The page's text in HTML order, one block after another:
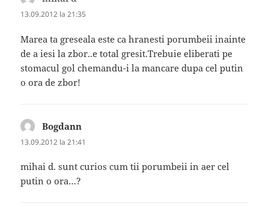
13.09.2012 la 21:35
Marea ta greseala este ca hranesti porumbeii inainte
de a iesi la zbor..e total gresit.Trebuie eliberati pe
stomacul gol chemandu-i la mancare dupa cel putin
o ora de zbor!
Bogdann
13.09.2012 la 21:41
mihai d. sunt curios cum tii porumbeii in aer cel
putin o ora…?